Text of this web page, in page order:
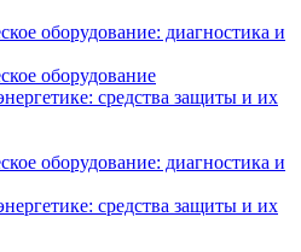
оборудование: диагностика и
оборудование
средства защиты и их
оборудование: диагностика и
средства защиты и их